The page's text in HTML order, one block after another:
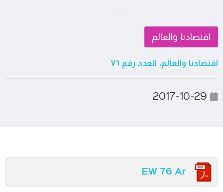
اقتصادنا والعالم
اقتصادنا والعالم، العدد رقم ٧٦
EW 76 Ar